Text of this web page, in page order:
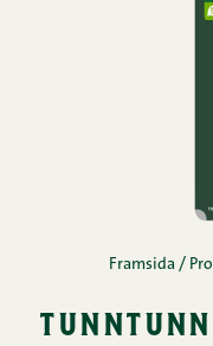
Framsida /
tunntunn